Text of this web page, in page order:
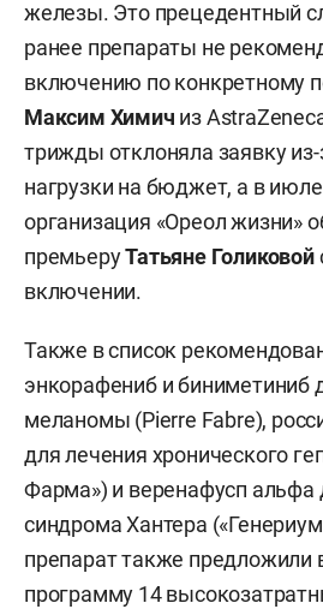
железы. Это прецедентный
ранее препараты не
включению по конкретному
Максим Химич из
трижды отклоняла заявку
нагрузки на бюджет, а в
организация «Ореол жизни»
премьеруТатьяне Голиковой
включении.
Также в список
энкорафениб и биниметиниб
меланомы (Pierre Fabre),
для лечения хронического
Фарма») и веренафусп альфа
синдрома Хантера
препарат также предложили
программу 14